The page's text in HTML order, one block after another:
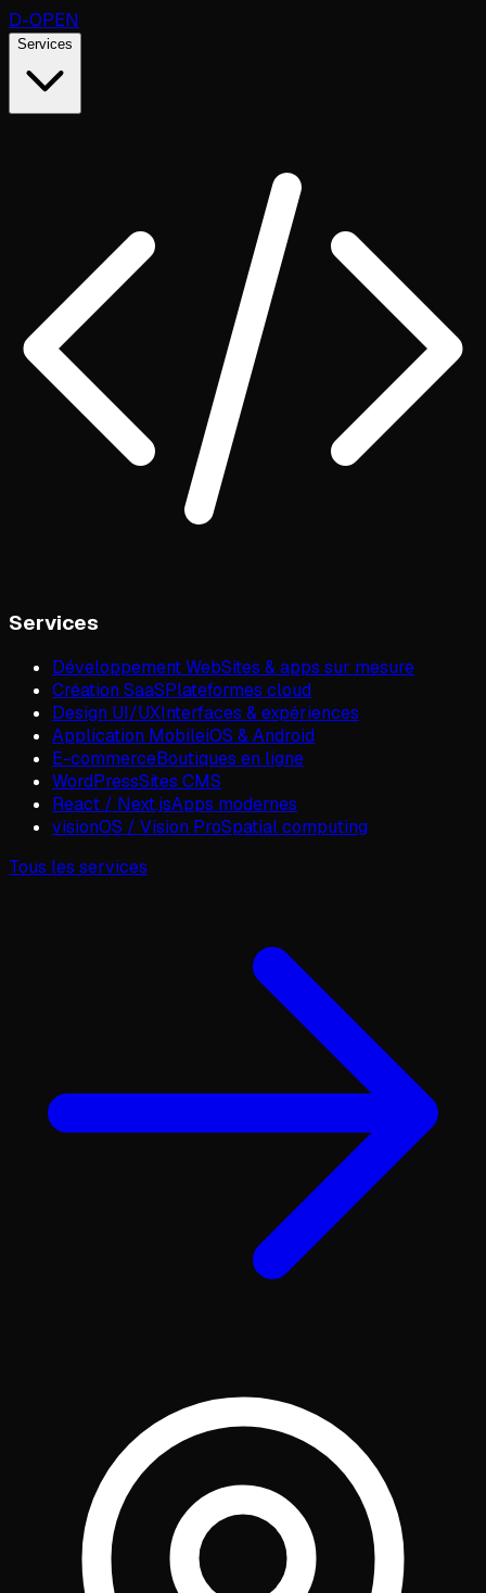
D-OPEN
Services
Services
Développement WebSites & apps sur mesure
Création SaaSPlateformes cloud
Design UI/UXInterfaces & expériences
Application MobileiOS & Android
E-commerceBoutiques en ligne
WordPressSites CMS
React / Next.jsApps modernes
visionOS / Vision ProSpatial computing
Tous les services